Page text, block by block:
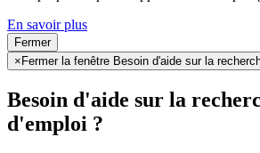
En savoir plus
Fermer
× Fermer la fenêtre Besoin d'aide sur la
Besoin d'aide sur la
d'emploi ?